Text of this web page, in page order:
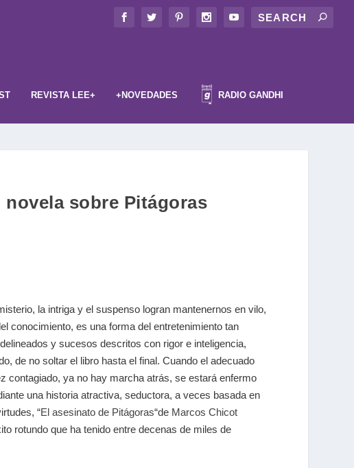
REVISTA LEE+ +NOVEDADES RADIO GANDHI
sobre Pitágoras
la intriga y el suspenso logran mantenernos en vilo,
conocimiento, es una forma del entretenimiento tan
y sucesos descritos con rigor e inteligencia,
de no soltar el libro hasta el final. Cuando el adecuado
contagiado, ya no hay marcha atrás, se estará enfermo
una historia atractiva, seductora, a veces basada en
“El asesinato de Pitágoras“de Marcos Chicot
rotundo que ha tenido entre decenas de miles de